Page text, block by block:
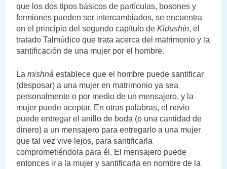
que los dos tipos básicos de partículas, bosones y
fermiones pueden ser intercambiados, se encuentra
en el principio del segundo capítulo de Kidushín, el
tratado Talmúdico que trata acerca del matrimonio y la
santificación de una mujer por el hombre.
La mishná establece que el hombre puede santificar
(desposar) a una mujer en matrimonio ya sea
personalmente o por medio de un mensajero, y la
mujer puede aceptar. En otras palabras, el novio
puede entregar el anillo de boda (o una cantidad de
dinero) a un mensajero para entregarlo a una mujer
que tal vez vive lejos, para santificarla
comprometiéndola para él. El mensajero puede
entonces ir a la mujer y santificarla en nombre de la